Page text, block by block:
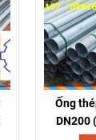
Ống
DN200